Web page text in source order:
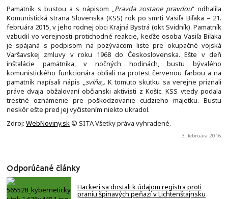
Pamätník s bustou a s nápisom „ Pravda zostane pravdou“ odhalila
Komunistická strana Slovenska (KSS) rok po smrti Vasiľa Biľaka – 21.
februára 2015, v jeho rodnej obci Krajná Bystrá (okr. Svidník). Pamätník
vzbudil vo verejnosti protichodné reakcie, keďže osoba Vasiľa Biľaka
je spájaná s podpisom na pozývacom liste pre okupačné vojská
Varšavskej zmluvy v roku 1968 do Československa. Ešte v deň
inštalácie pamätníka, v nočných hodinách, bustu bývalého
komunistického funkcionára obliali na protest červenou farbou a na
pamätník napísali nápis „ sviňa„. K tomuto skutku sa verejne priznali
práve dvaja obžalovaní občianski aktivisti z Košíc. KSS vtedy podala
trestné oznámenie pre poškodzovanie cudzieho majetku. Bustu
neskôr ešte pred jej vyčistením niekto ukradol.
Zdroj: WebNoviny.sk© SITA Všetky práva vyhradené.
3. februára 2016
Odporúčané články
Hackeri sa dostali k údajom registra proti
praniu špinavých peňazí v Lichtenštajnsku